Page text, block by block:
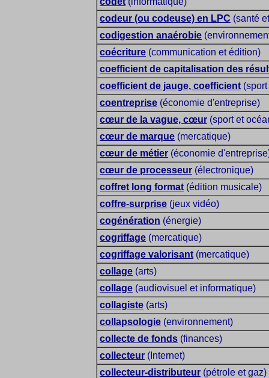
codeur (ou codeuse) en LPC (santé
codigestion anaérobie
coécriture (communication et édition)
coefficient de capitalisation des
coefficient de jauge, coefficient
coentreprise (économie d'entreprise)
cœur de la vague, cœur (sport et
cœur de marque (mercatique)
cœur de métier (économie
cœur de processeur (électronique)
coffret long format (édition musicale)
coffre-surprise (jeux vidéo)
cogénération (énergie)
cogriffage (mercatique)
cogriffage valorisant (mercatique)
collage (arts)
collage (audiovisuel et informatique)
collagiste (arts)
collapsologie (environnement)
collecte de fonds (finances)
collecteur (Internet)
collecteur-distributeur (pétrole et gaz)